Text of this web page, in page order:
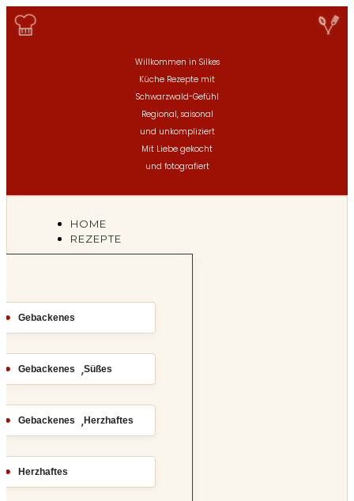
Willkommen in Silkes
Küche Rezepte mit
Schwarzwald-Gefühl
Regional, saisonal
und unkompliziert
Mit Liebe gekocht
und fotografiert
HOME
REZEPTE
Gebackenes
Gebackenes ,Süßes
Gebackenes ,Herzhaftes
Herzhaftes